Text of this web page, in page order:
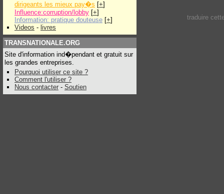
dirigeants les mieux pay�s [+]
Influence:corruption/lobby [+]
Information: pratique douteuse [+]
Videos - livres
TRANSNATIONALE.ORG
Site d'information ind�pendant et gratuit sur
les grandes entreprises.
Pourquoi utiliser ce site ?
Comment l'utiliser ?
Nous contacter - Soutien
traduire